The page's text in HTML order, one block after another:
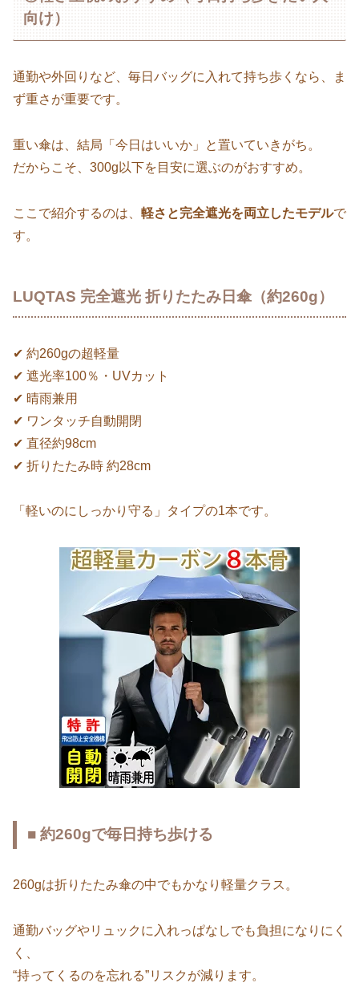
向け）
通勤や外回りなど、毎日バッグに入れて持ち歩くなら、ま
ず重さが重要です。
重い傘は、結局「今日はいいか」と置いていきがち。
だからこそ、300g以下を目安に選ぶのがおすすめ。
ここで紹介するのは、 軽さと完全遮光を両立したモデルで
す。
LUQTAS 完全遮光 折りたたみ日傘（約260g）
✔ 約260gの超軽量
✔ 遮光率100％・UVカット
✔ 晴雨兼用
✔ ワンタッチ自動開閉
✔ 直径約98cm
✔ 折りたたみ時 約28cm
「軽いのにしっかり守る」タイプの1本です。
■ 約260gで毎日持ち歩ける
260gは折りたたみ傘の中でもかなり軽量クラス。
通勤バッグやリュックに入れっぱなしでも負担になりにく
く、
“持ってくるのを忘れる”リスクが減ります。